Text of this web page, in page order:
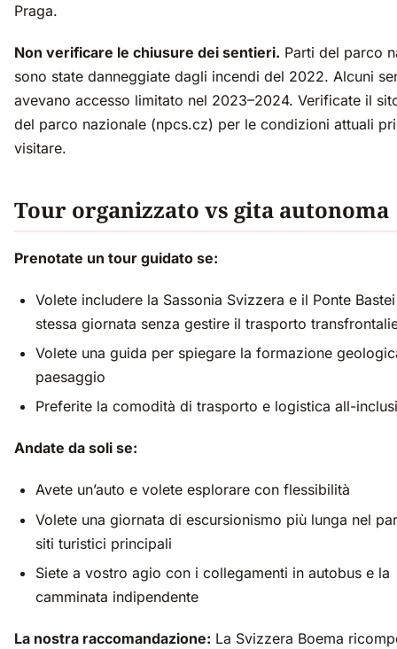
Praga.
Non verificare le chiusure dei sentieri. Parti del parco
sono state danneggiate dagli incendi del 2022. Alcuni
avevano accesso limitato nel 2023–2024. Verificate il
del parco nazionale (npcs.cz) per le condizioni attuali
visitare.
Tour organizzato vs gita autonoma
Prenotate un tour guidato se:
Volete includere la Sassonia Svizzera e il Ponte
stessa giornata senza gestire il trasporto
Volete una guida per spiegare la formazione
paesaggio
Preferite la comodità di trasporto e logistica all-
Andate da soli se:
Avete un’auto e volete esplorare con flessibilità
Volete una giornata di escursionismo più lunga nel
siti turistici principali
Siete a vostro agio con i collegamenti in autobus e la
camminata indipendente
La nostra raccomandazione: La Svizzera Boema